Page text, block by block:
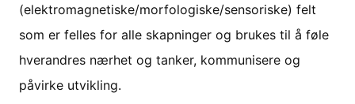
(elektromagnetiske/morfologiske/sensoriske) felt
som er felles for alle skapninger og brukes til å føle
hverandres nærhet og tanker, kommunisere og
påvirke utvikling.